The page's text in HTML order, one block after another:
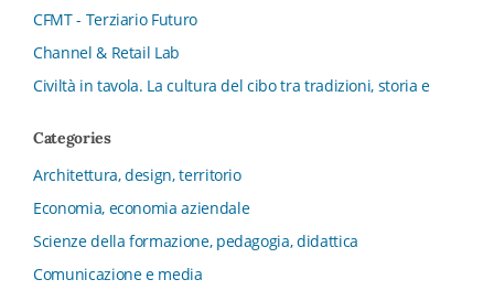
CFMT - Terziario Futuro
Channel & Retail Lab
Civiltà in tavola. La cultura del cibo tra tradizioni, storia e
Collana del Dipartimento di Scienze Aziendali, Management
dell’Economia Università di Bologna
Collana di Clinica della formazione
Categories
Architettura, design, territorio
Economia, economia aziendale
Scienze della formazione, pedagogia, didattica
Comunicazione e media